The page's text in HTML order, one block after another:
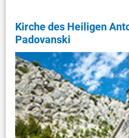
Kirche des Heiligen
Padovanski